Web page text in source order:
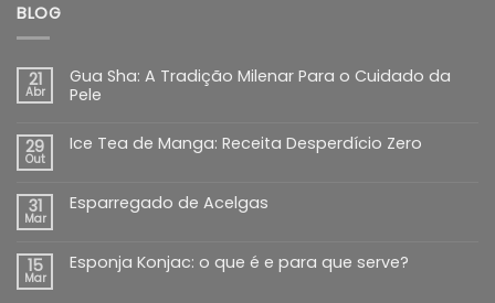
BLOG
21
Abr
Gua Sha: A Tradição Milenar Para o Cuidado da
Pele
29
Out
Ice Tea de Manga: Receita Desperdício Zero
31
Mar
Esparregado de Acelgas
15
Mar
Esponja Konjac: o que é e para que serve?